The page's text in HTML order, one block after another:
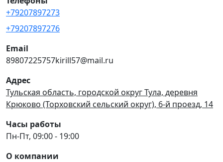
+79207897273
+79207897276
Email
89807225757kirill57@mail.ru
Адрес
Тульская область, городской округ Тула, деревня
Крюково (Торховский сельский округ), 6-й проезд, 14
Часы работы
Пн-Пт, 09:00 - 19:00
О компании